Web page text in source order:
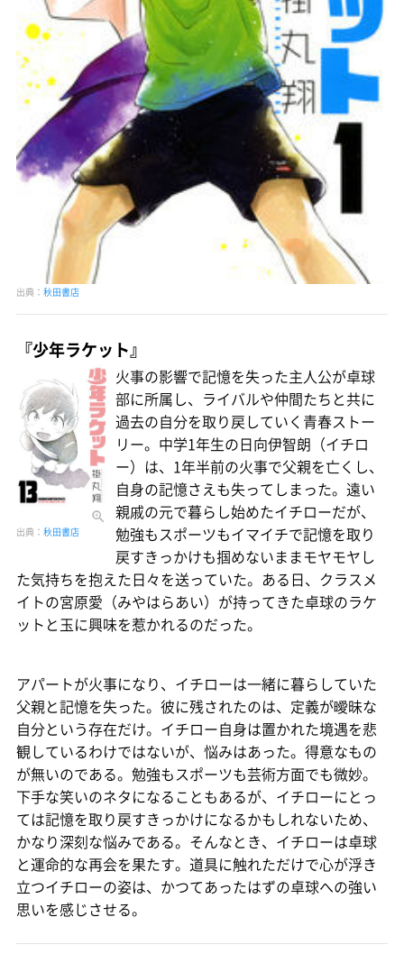
出典： 秋田書店
『少年ラケット』
出典： 秋田書店
火事の影響で記憶を失った主人公が卓球
部に所属し、ライバルや仲間たちと共に
過去の自分を取り戻していく青春ストー
リー。中学1年生の日向伊智朗（イチロ
ー）は、1年半前の火事で父親を亡くし、
自身の記憶さえも失ってしまった。遠い
親戚の元で暮らし始めたイチローだが、
勉強もスポーツもイマイチで記憶を取り
戻すきっかけも掴めないままモヤモヤし
た気持ちを抱えた日々を送っていた。ある日、クラスメ
イトの宮原愛（みやはらあい）が持ってきた卓球のラケ
ットと玉に興味を惹かれるのだった。
アパートが火事になり、イチローは一緒に暮らしていた
父親と記憶を失った。彼に残されたのは、定義が曖昧な
自分という存在だけ。イチロー自身は置かれた境遇を悲
観しているわけではないが、悩みはあった。得意なもの
が無いのである。勉強もスポーツも芸術方面でも微妙。
下手な笑いのネタになることもあるが、イチローにとっ
ては記憶を取り戻すきっかけになるかもしれないため、
かなり深刻な悩みである。そんなとき、イチローは卓球
と運命的な再会を果たす。道具に触れただけで心が浮き
立つイチローの姿は、かつてあったはずの卓球への強い
思いを感じさせる。